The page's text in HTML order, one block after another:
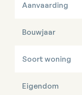
Aanvaarding
Bouwjaar
Soort woning
Eigendom